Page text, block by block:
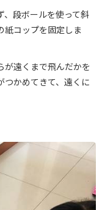
、段ボールを使って斜
紙コップを固定しま
が遠くまで飛んだかを
つかめてきて、遠くに